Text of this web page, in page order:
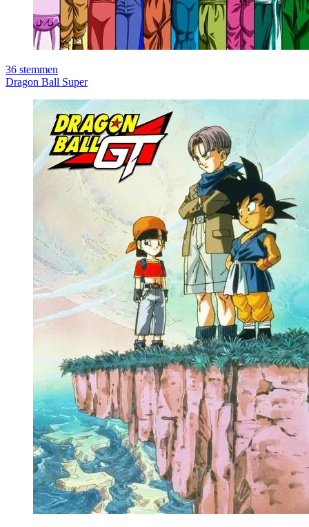
36 stemmen
Dragon Ball Super